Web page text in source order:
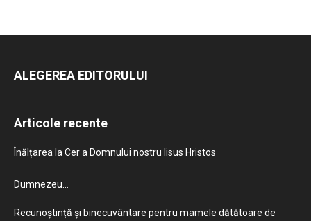
ALEGEREA EDITORULUI
Articole recente
Înălțarea la Cer a Domnului nostru Iisus Hristos
Dumnezeu…
Recunoștință și binecuvântare pentru mamele dătătoare de